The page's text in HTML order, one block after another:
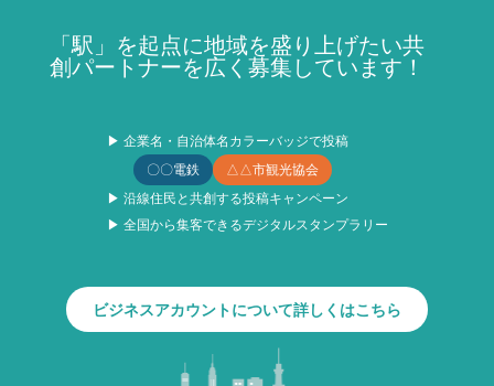
「駅」を起点に地域を盛り上げたい共
創パートナーを広く募集しています！
▶ 企業名・自治体名カラーバッジで投稿
〇〇電鉄
△△市観光協会
▶ 沿線住民と共創する投稿キャンペーン
▶ 全国から集客できるデジタルスタンプラリー
ビジネスアカウントについて詳しくはこちら